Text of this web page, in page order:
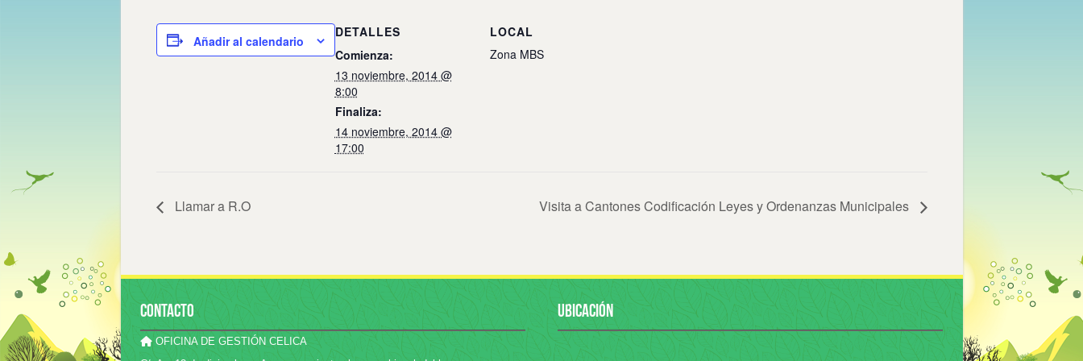
Añadir al calendario
DETALLES
Comienza:
13 noviembre, 2014 @
8:00
Finaliza:
14 noviembre, 2014 @
17:00
LOCAL
Zona MBS
Llamar a R.O Visita a Cantones Codificación Leyes y Ordenanzas Municipales
CONTACTO
OFICINA DE GESTIÓN CELICA
UBICACIÓN